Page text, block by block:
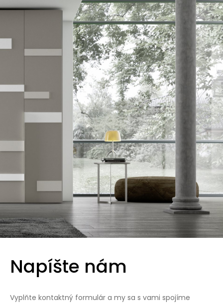
Napíšte nám
Vyplňte kontaktný formulár a my sa s vami spojíme